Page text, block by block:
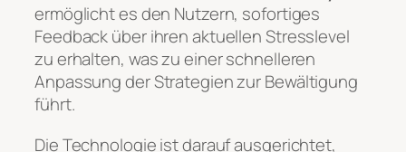
ermöglicht es den Nutzern, sofortiges
Feedback über ihren aktuellen Stresslevel
zu erhalten, was zu einer schnelleren
Anpassung der Strategien zur Bewältigung
führt.
Die Technologie ist darauf ausgerichtet,